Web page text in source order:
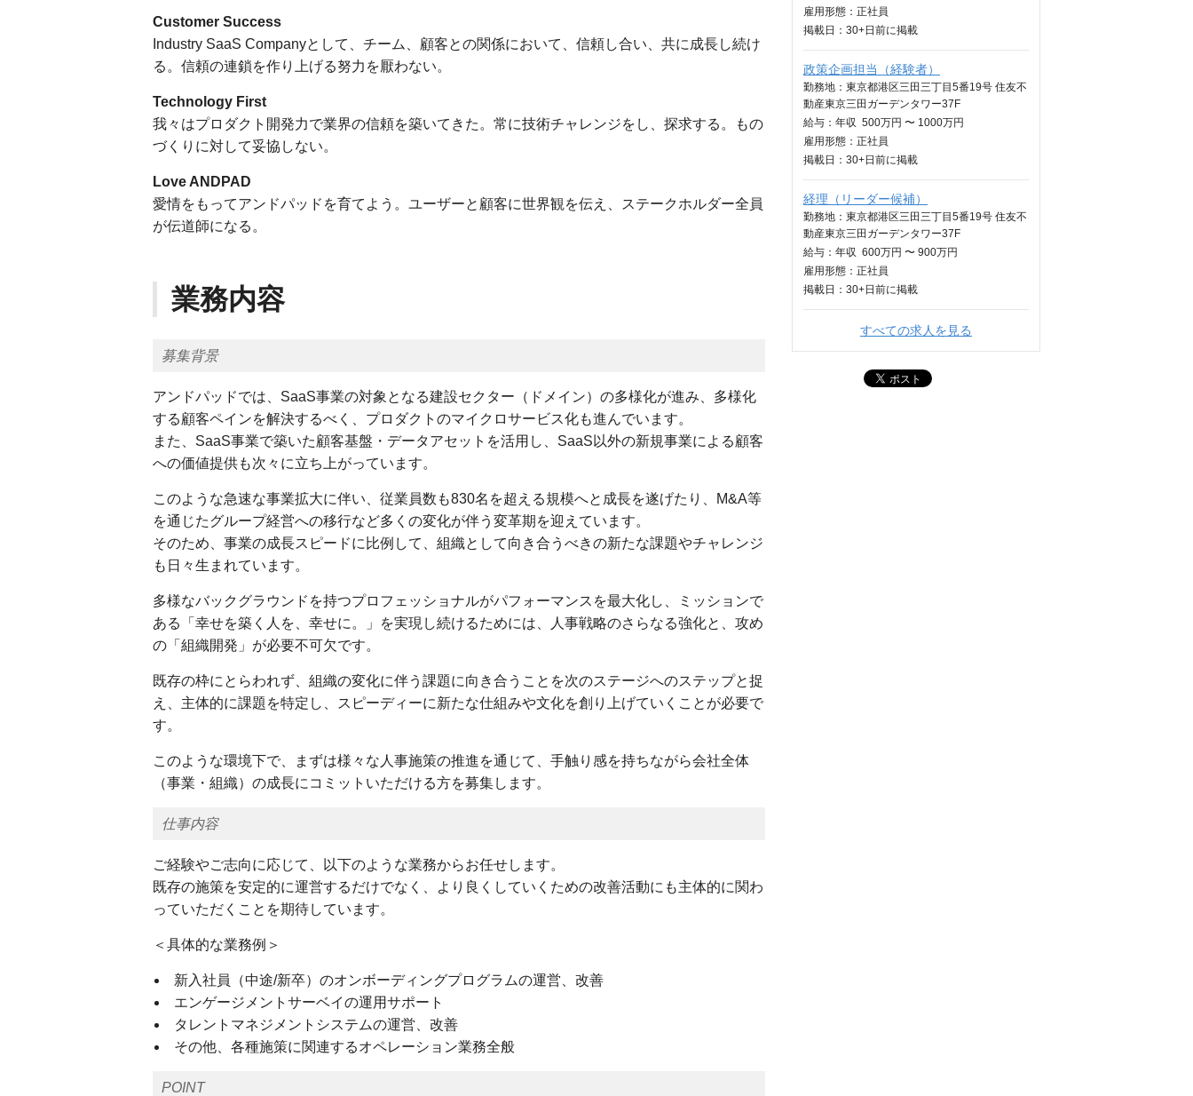
Customer Success
Industry SaaS Companyとして、チーム、顧客との関係において、信頼し合い、共に成長し続け
る。信頼の連鎖を作り上げる努力を厭わない。
Technology First
我々はプロダクト開発力で業界の信頼を築いてきた。常に技術チャレンジをし、探求する。もの
づくりに対して妥協しない。
Love ANDPAD
愛情をもってアンドパッドを育てよう。ユーザーと顧客に世界観を伝え、ステークホルダー全員
が伝道師になる。
業務内容
募集背景
アンドパッドでは、SaaS事業の対象となる建設セクター（ドメイン）の多様化が進み、多様化
する顧客ペインを解決するべく、プロダクトのマイクロサービス化も進んでいます。
また、SaaS事業で築いた顧客基盤・データアセットを活用し、SaaS以外の新規事業による顧客
への価値提供も次々に立ち上がっています。
このような急速な事業拡大に伴い、従業員数も830名を超える規模へと成長を遂げたり、M&A等
を通じたグループ経営への移行など多くの変化が伴う変革期を迎えています。
そのため、事業の成長スピードに比例して、組織として向き合うべきの新たな課題やチャレンジ
も日々生まれています。
多様なバックグラウンドを持つプロフェッショナルがパフォーマンスを最大化し、ミッションで
ある「幸せを築く人を、幸せに。」を実現し続けるためには、人事戦略のさらなる強化と、攻め
の「組織開発」が必要不可欠です。
既存の枠にとらわれず、組織の変化に伴う課題に向き合うことを次のステージへのステップと捉
え、主体的に課題を特定し、スピーディーに新たな仕組みや文化を創り上げていくことが必要で
す。
このような環境下で、まずは様々な人事施策の推進を通じて、手触り感を持ちながら会社全体
（事業・組織）の成長にコミットいただける方を募集します。
仕事内容
ご経験やご志向に応じて、以下のような業務からお任せします。
既存の施策を安定的に運営するだけでなく、より良くしていくための改善活動にも主体的に関わ
っていただくことを期待しています。
＜具体的な業務例＞
新入社員（中途/新卒）のオンボーディングプログラムの運営、改善
エンゲージメントサーベイの運用サポート
タレントマネジメントシステムの運営、改善
その他、各種施策に関連するオペレーション業務全般
POINT
雇用形態：正社員
掲載日： 30+日 前に掲載
政策企画担当（経験者）
勤務地：東京都港区三田三丁目5番19号 住友不
動産東京三田ガーデンタワー37F
給与： 年収 500万円 〜 1000万円
雇用形態：正社員
掲載日： 30+日 前に掲載
経理（リーダー候補）
勤務地：東京都港区三田三丁目5番19号 住友不
動産東京三田ガーデンタワー37F
給与： 年収 600万円 〜 900万円
雇用形態：正社員
掲載日： 30+日 前に掲載
すべての求人を見る